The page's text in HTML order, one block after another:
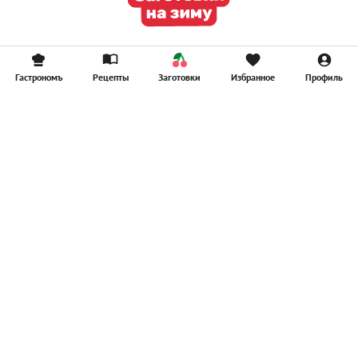
Гастрономъ Рецепты Заготовки Избранное Профиль